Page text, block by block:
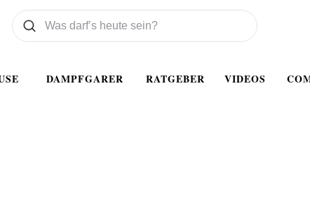
DAMPFGARER RATGEBER VIDEOS
Was wollen Sie suchen
Suchen